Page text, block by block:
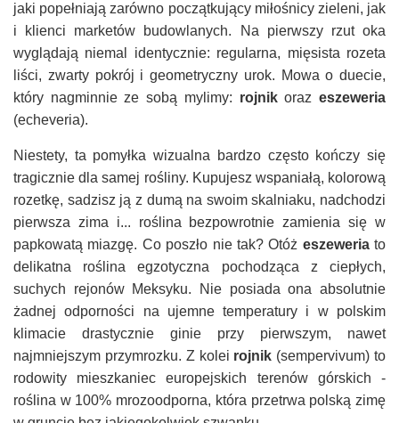
jaki popełniają zarówno początkujący miłośnicy zieleni, jak
i klienci marketów budowlanych. Na pierwszy rzut oka
wyglądają niemal identycznie: regularna, mięsista rozeta
liści, zwarty pokrój i geometryczny urok. Mowa o duecie,
który nagminnie ze sobą mylimy: rojnikorazeszeweria
(echeveria).
Niestety, ta pomyłka wizualna bardzo często kończy się
tragicznie dla samej rośliny. Kupujesz wspaniałą, kolorową
rozetkę, sadzisz ją z dumą na swoim skalniaku, nadchodzi
pierwsza zima i... roślina bezpowrotnie zamienia się w
papkowatą miazgę. Co poszło nie tak? Otóż eszeweriato
delikatna roślina egzotyczna pochodząca z ciepłych,
suchych rejonów Meksyku. Nie posiada ona absolutnie
żadnej odporności na ujemne temperatury i w polskim
klimacie drastycznie ginie przy pierwszym, nawet
najmniejszym przymrozku. Z kolei rojnik (sempervivum) to
rodowity mieszkaniec europejskich terenów górskich -
roślina w 100% mrozoodporna, która przetrwa polską zimę